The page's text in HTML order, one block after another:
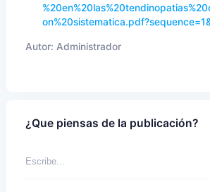
Autor: Administrador
¿Que piensas de la publicación?